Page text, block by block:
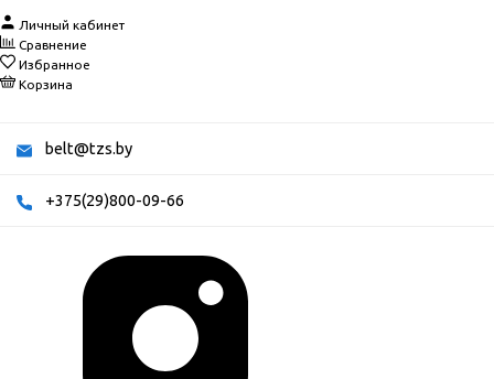
Личный кабинет
Сравнение
Избранное
Корзина
belt@tzs.by
+375(29)800-09-66